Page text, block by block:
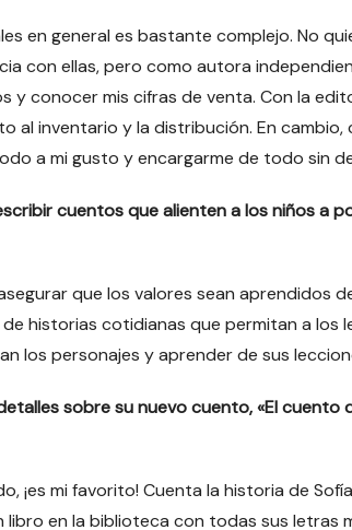
en general es bastante complejo. No
con ellas, pero como autora
y conocer mis cifras de venta. Con la
al inventario y la distribución. En
a mi gusto y encargarme de todo sin
cuentos que alienten a los niños a
que los valores sean aprendidos
historias cotidianas que permitan a los
los personajes y aprender de sus
sobre su nuevo cuento, «El cuento
¡es mi favorito! Cuenta la historia de
libro en la biblioteca con todas sus letras